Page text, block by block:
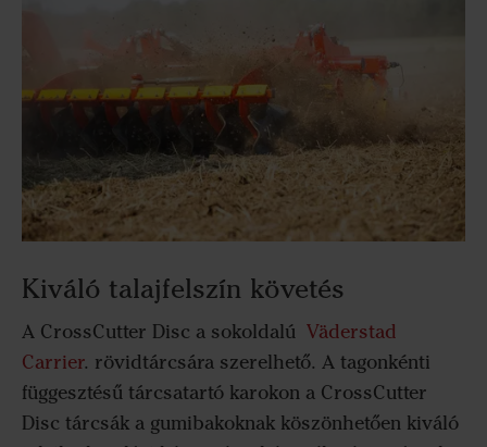
Kiváló talajfelszín követés
A CrossCutter Disc a sokoldalú Väderstad
Carrier. rövidtárcsára szerelhető. A tagonkénti
függesztésű tárcsatartó karokon a CrossCutter
Disc tárcsák a gumibakoknak köszönhetően kiváló